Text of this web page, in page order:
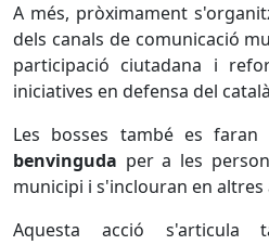
A més, pròximament
dels canals de comunicació
participació ciutadana i
iniciatives en defensa del
Les bosses també es
benvinguda per a les
municipi i s'inclouran en altres
Aquesta acció s'articula